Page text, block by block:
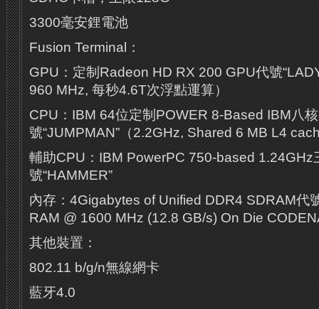
3300毫安鋰電池
Fusion Terminal：
GPU：定制Radeon HD RX 200 GPU代號
960 MHz, 每秒4.6T次浮點運算）
CPU：IBM 64位定制POWER 8-Based IBM八
號“JUMPMAN”（2.2GHz, Shared 6 MB L4
輔助CPU：IBM PowerPC 750-based 1.24GHz
號“HAMMER”
內存：4Gigabytes of Unified DDR4 SDRAM代
RAM @ 1600 MHz (12.8 GB/s) On Die
其他裝置：
802.11 b/g/n無線網卡
藍牙4.0